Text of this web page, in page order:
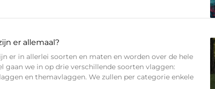
er allemaal?
er in allerlei soorten en maten en worden over de hele
gaan we in op drie verschillende soorten vlaggen:
en themavlaggen. We zullen per categorie enkele